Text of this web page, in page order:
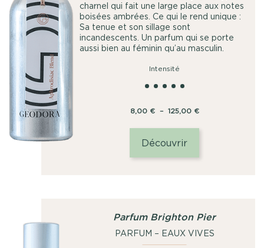
charnel qui fait une large place aux notes
boisées ambrées. Ce qui le rend unique :
Sa tenue et son sillage sont
incandescents. Un parfum qui se porte
aussi bien au féminin qu’au masculin.
Intensité
8,00€ – 125,00€Plage
Découvrir
Parfum Brighton Pier
PARFUM – EAUX VIVES